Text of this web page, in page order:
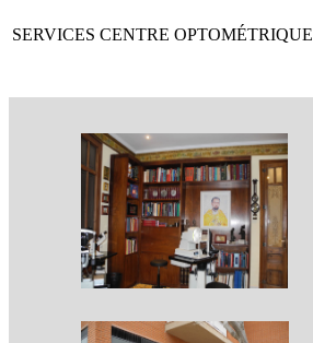
SERVICES CENTRE OPTOMÉTRIQUE